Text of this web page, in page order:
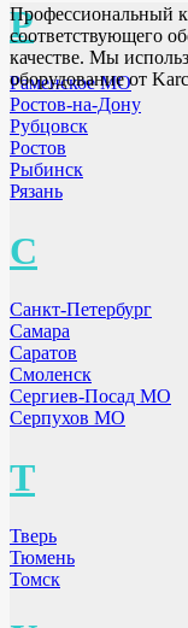
Р
Раменское МО
Ростов-на-Дону
Рубцовск
Ростов
Рыбинск
Рязань
С
Санкт-Петербург
Самара
Саратов
Смоленск
Сергиев-Посад МО
Серпухов МО
Т
Тверь
Тюмень
Томск
Профессиональный
соответствующего
качестве. Мы
оборудование от